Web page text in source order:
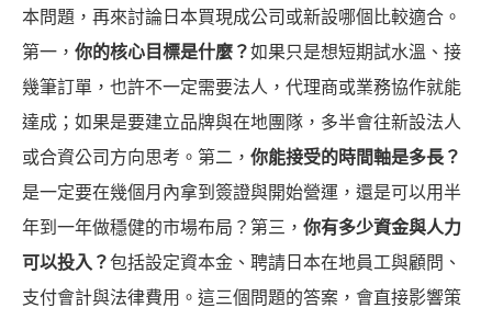
本問題，再來討論日本買現成公司或新設哪個比較適合。
第一， 你的核心目標是什麼？如果只是想短期試水溫、接
幾筆訂單，也許不一定需要法人，代理商或業務協作就能
達成；如果是要建立品牌與在地團隊，多半會往新設法人
或合資公司方向思考。第二， 你能接受的時間軸是多長？
是一定要在幾個月內拿到簽證與開始營運，還是可以用半
年到一年做穩健的市場布局？第三， 你有多少資金與人力
可以投入？包括設定資本金、聘請日本在地員工與顧問、
支付會計與法律費用。這三個問題的答案，會直接影響策